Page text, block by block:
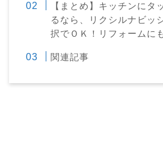
【まとめ】キッチンにタ
るなら、リクシルナビッ
択でＯＫ！リフォームに
関連記事